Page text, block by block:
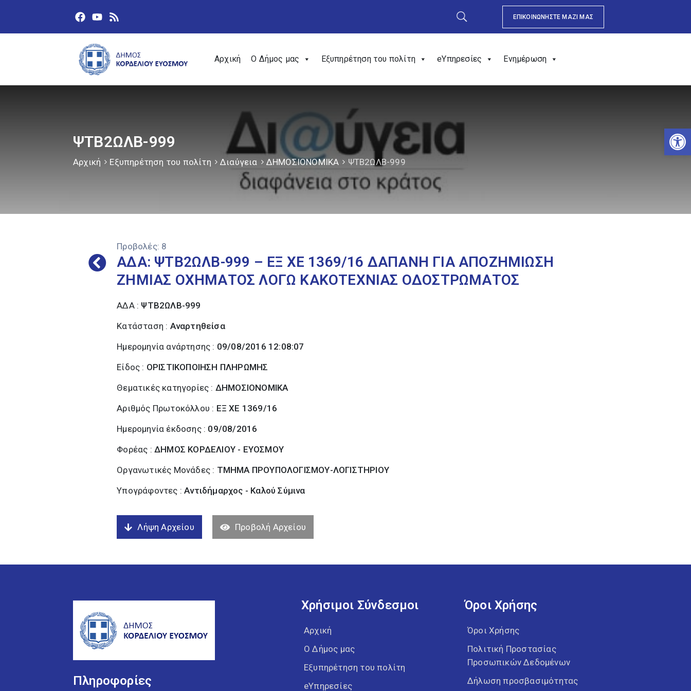
ΕΠΙΚΟΙΝΩΝΗΣΤΕ ΜΑΖΙ ΜΑΣ
Αρχική Ο Δήμος μας Εξυπηρέτηση του πολίτη eΥπηρεσίες Ενημέρωση
ΨΤΒ2ΩΛΒ-999
Αρχική Εξυπηρέτηση του πολίτη Διαύγεια ΔΗΜΟΣΙΟΝΟΜΙΚΑ ΨΤΒ2ΩΛΒ-999
Προβολές: 8
ΑΔΑ: ΨΤΒ2ΩΛΒ-999 – ΕΞ ΧΕ 1369/16 ΔΑΠΑΝΗ ΓΙΑ ΑΠΟΖΗΜΙΩΣΗ
ΖΗΜΙΑΣ ΟΧΗΜΑΤΟΣ ΛΟΓΩ ΚΑΚΟΤΕΧΝΙΑΣ ΟΔΟΣΤΡΩΜΑΤΟΣ
ΑΔΑ : ΨΤΒ2ΩΛΒ-999
Κατάσταση : Αναρτηθείσα
Ημερομηνία ανάρτησης : 09/08/2016 12:08:07
Είδος : ΟΡΙΣΤΙΚΟΠΟΙΗΣΗ ΠΛΗΡΩΜΗΣ
Θεματικές κατηγορίες : ΔΗΜΟΣΙΟΝΟΜΙΚΑ
Αριθμός Πρωτοκόλλου : ΕΞ ΧΕ 1369/16
Ημερομηνία έκδοσης : 09/08/2016
Φορέας :ΔΗΜΟΣ ΚΟΡΔΕΛΙΟΥ - ΕΥΟΣΜΟΥ
Οργανωτικές Μονάδες : ΤΜΗΜΑ ΠΡΟΥΠΟΛΟΓΙΣΜΟΥ-ΛΟΓΙΣΤΗΡΙΟΥ
Υπογράφοντες :Αντιδήμαρχος - Καλού Σύµινα
Λήψη Αρχείου Προβολή Αρχείου
Πληροφορίες
Χρήσιμοι Σύνδεσμοι
Αρχική
Ο Δήμος μας
Εξυπηρέτηση του πολίτη
eΥπηρεσίες
Όροι Χρήσης
Όροι Χρήσης
Πολιτική Προστασίας
Προσωπικών Δεδομένων
Δήλωση προσβασιμότητας